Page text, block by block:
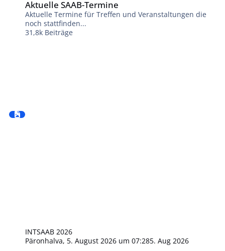
Aktuelle SAAB-Termine
Aktuelle Termine für Treffen und Veranstaltungen die
noch stattfinden...
31,8k Beiträge
INTSAAB 2026
Päronhalva, 5. August 2026 um 07:285. Aug 2026